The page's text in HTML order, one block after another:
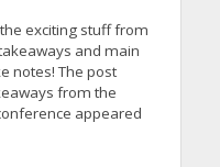
exciting stuff from
and main
notes! The post
from the
appeared